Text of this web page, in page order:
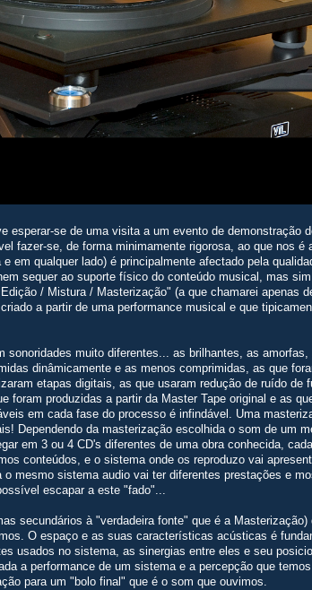
esperar-se de uma visita a um evento de demonstração
fazer-se, de forma minimamente rigorosa, ao que nos é
em qualquer lado) é principalmente afectado pela
sequer ao suporte físico do conteúdo musical, mas
/ Mistura / Masterização" (a que chamarei apenas
a partir de uma performance musical e que
sonoridades muito diferentes... as brilhantes, as amorfas,
dinâmicamente e as menos comprimidas, as que
etapas digitais, as que usaram redução de ruído de
foram produzidas a partir da Master Tape original e as
em cada fase do processo é infindável. Uma
Dependendo da masterização escolhida o som de um
em 3 ou 4 CD's diferentes de uma obra conhecida,
conteúdos, e o sistema onde os reproduzo vai
mesmo sistema audio vai ter diferentes prestações e
escapar a este "fado"...
secundários à "verdadeira fonte" que é a Masterização)
O espaço e as suas características acústicas é
usados no sistema, as sinergias entre eles e seu
a performance de um sistema e a percepção que
para um "bolo final" que é o som que ouvimos.